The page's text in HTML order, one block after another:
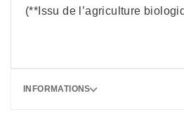
(**Issu de l’agriculture
INFORMATIONS